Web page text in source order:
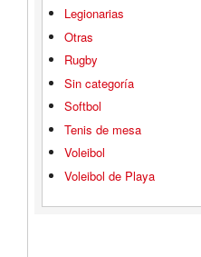
Legionarias
Otras
Rugby
Sin categoría
Softbol
Tenis de mesa
Voleibol
Voleibol de Playa